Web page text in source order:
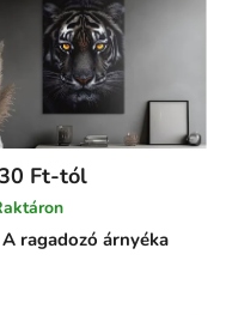
ragadozó árnyéka
Ft-tól